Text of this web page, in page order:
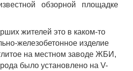
обзорной площадке
жителей это в каком-то
железобетонное изделие
на местном заводе ЖБИ,
было установлено на V-